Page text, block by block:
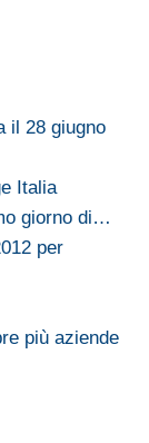
il 28 giugno
Italia
giorno di…
per
più aziende